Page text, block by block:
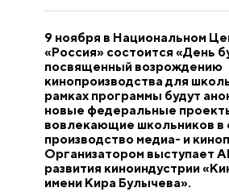
9 ноября в Национальном
«Россия» состоится «День
посвященный возрождению
кинопроизводства для
рамках программы будут
новые федеральные
вовлекающие школьников в
производство медиа- и
Организатором выступает
развития киноиндустрии
имени Кира Булычева».